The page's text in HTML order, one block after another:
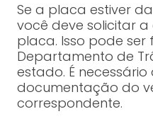
Se a placa estiver
você deve solicitar
placa. Isso pode
Departamento de
estado. É
documentação do
correspondente.